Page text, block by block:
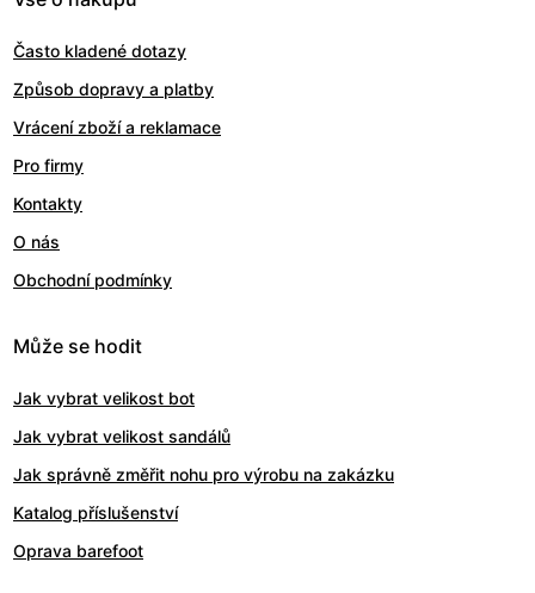
Často kladené dotazy
Způsob dopravy a platby
Vrácení zboží a reklamace
Pro firmy
Kontakty
O nás
Obchodní podmínky
Může se hodit
Jak vybrat velikost bot
Jak vybrat velikost sandálů
Jak správně změřit nohu pro výrobu na zakázku
Katalog příslušenství
Oprava barefoot